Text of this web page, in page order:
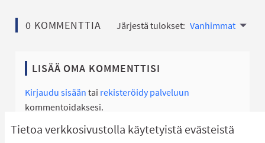
Tietoa verkkosivustolla käytetyistä evästeistä
0 KOMMENTTIA Järjestä tulokset: Vanhimmat
LISÄÄ OMA KOMMENTTISI
Kirjaudu sisään tai rekisteröidy palveluun
kommentoidaksesi.